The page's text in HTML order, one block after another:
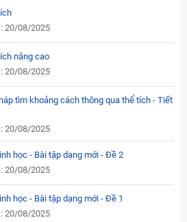
20/08/2025
nâng cao
20/08/2025
tìm khoảng cách thông qua thể tích - Tiết
20/08/2025
học - Bài tập dạng mới - Đề 2
20/08/2025
học - Bài tập dạng mới - Đề 1
20/08/2025